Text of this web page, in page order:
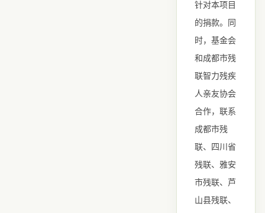
针对本项目
的捐款。同
时，基金会
和成都市残
联智力残疾
人亲友协会
合作，联系
成都市残
联、四川省
残联、雅安
市残联、芦
山县残联、